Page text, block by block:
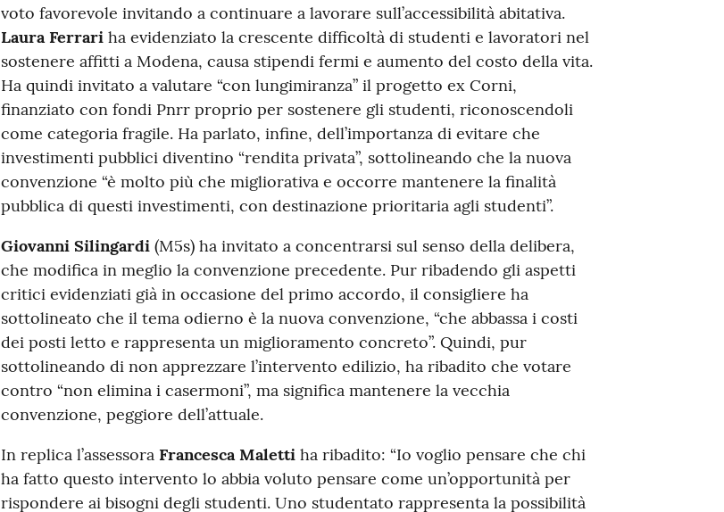
voto favorevole invitando a continuare a lavorare sull’accessibilità abitativa.
Laura Ferrari ha evidenziato la crescente difficoltà di studenti e lavoratori nel
sostenere affitti a Modena, causa stipendi fermi e aumento del costo della vita.
Ha quindi invitato a valutare “con lungimiranza” il progetto ex Corni,
finanziato con fondi Pnrr proprio per sostenere gli studenti, riconoscendoli
come categoria fragile. Ha parlato, infine, dell’importanza di evitare che
investimenti pubblici diventino “rendita privata”, sottolineando che la nuova
convenzione “è molto più che migliorativa e occorre mantenere la finalità
pubblica di questi investimenti, con destinazione prioritaria agli studenti”.
Giovanni Silingardi (M5s) ha invitato a concentrarsi sul senso della delibera,
che modifica in meglio la convenzione precedente. Pur ribadendo gli aspetti
critici evidenziati già in occasione del primo accordo, il consigliere ha
sottolineato che il tema odierno è la nuova convenzione, “che abbassa i costi
dei posti letto e rappresenta un miglioramento concreto”. Quindi, pur
sottolineando di non apprezzare l’intervento edilizio, ha ribadito che votare
contro “non elimina i casermoni”, ma significa mantenere la vecchia
convenzione, peggiore dell’attuale.
In replica l’assessora Francesca Maletti ha ribadito: “Io voglio pensare che chi
ha fatto questo intervento lo abbia voluto pensare come un’opportunità per
rispondere ai bisogni degli studenti. Uno studentato rappresenta la possibilità